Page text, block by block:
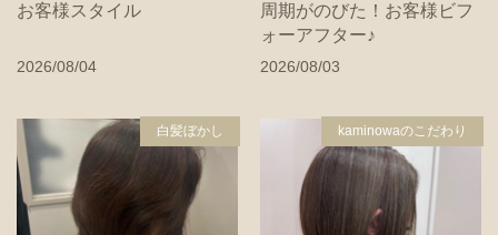
お客様スタイル
2026/08/04
周期がのびた！お客様ビフ
ォーアフター♪
2026/08/03
白髪ぼかし kaminowaのこだわり